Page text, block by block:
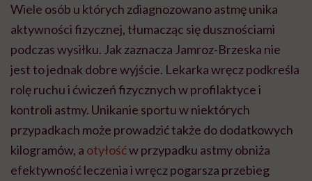
Wiele osób u których zdiagnozowano astmę unika
aktywności fizycznej, tłumacząc się dusznościami
podczas wysiłku. Jak zaznacza Jamroz-Brzeska nie
jest to jednak dobre wyjście. Lekarka wręcz podkreśla
rolę ruchu i ćwiczeń fizycznych w profilaktyce i
kontroli astmy. Unikanie sportu w niektórych
przypadkach może prowadzić także do dodatkowych
kilogramów, a otyłośćw przypadku astmy obniża
efektywność leczenia i wręcz pogarsza przebieg